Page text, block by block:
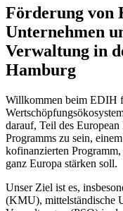
Förderung von
Unternehmen
Verwaltung in
Hamburg
Willkommen beim EDIH
darauf, Teil des
Programms zu sein,
kofinanzierten
ganz Europa stärken soll.
Unser Ziel ist es,
(KMU), mittelständische